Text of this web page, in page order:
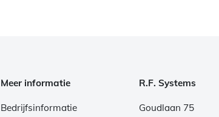
Meer informatie
Bedrijfsinformatie
R.F. Systems
Goudlaan 75